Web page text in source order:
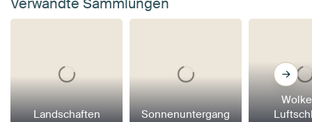
Landschaften Sonnenuntergang